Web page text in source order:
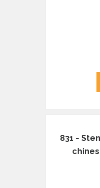
831 -